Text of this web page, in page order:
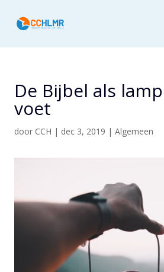
De Bijbel als
voet
door CCH | dec 3, 2019 | Algemeen